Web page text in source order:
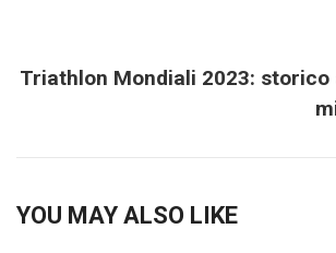
Triathlon Mondiali 2023: storico
YOU MAY ALSO LIKE